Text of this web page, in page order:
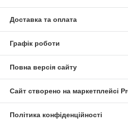
Доставка та оплата
Графік роботи
Повна версія сайту
Сайт створено на маркетплейсі
Політика конфіденційності